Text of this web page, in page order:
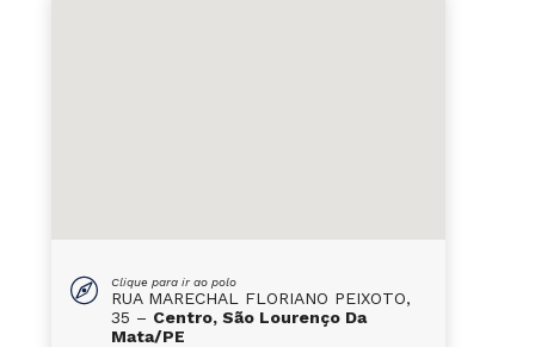
Clique para ir ao polo
RUA MARECHAL FLORIANO PEIXOTO,
35 – Centro, São Lourenço Da
Mata/PE